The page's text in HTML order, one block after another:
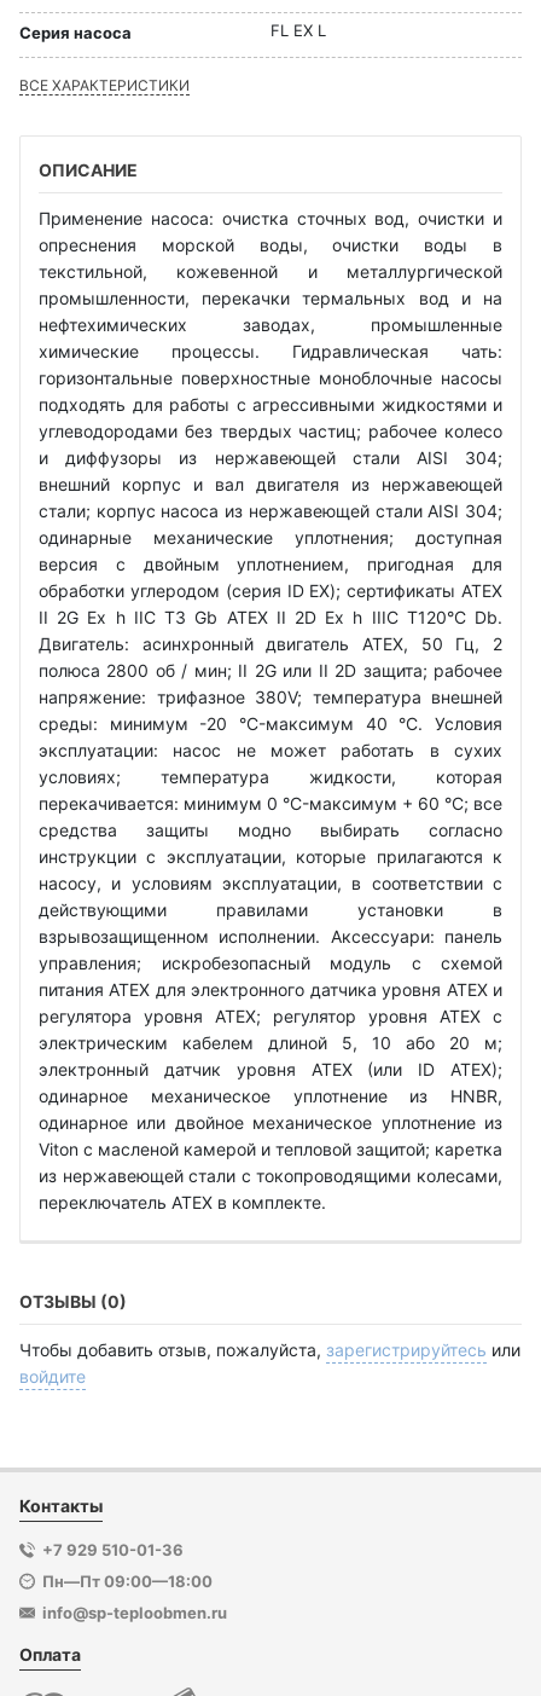
Серия насоса FL EX L
ВСЕ ХАРАКТЕРИСТИКИ
ОПИСАНИЕ
Применение насоса: очистка сточных вод, очистки и
опреснения морской воды, очистки воды в
текстильной, кожевенной и металлургической
промышленности, перекачки термальных вод и на
нефтехимических заводах, промышленные
химические процессы. Гидравлическая чать:
горизонтальные поверхностные моноблочные насосы
подходять для работы с агрессивными жидкостями и
углеводородами без твердых частиц; рабочее колесо
и диффузоры из нержавеющей стали AISI 304;
внешний корпус и вал двигателя из нержавеющей
стали; корпус насоса из нержавеющей стали AISI 304;
одинарные механические уплотнения; доступная
версия с двойным уплотнением, пригодная для
обработки углеродом (серия ID EX); сертификаты ATEX
II 2G Ex h IIC T3 Gb ATEX II 2D Ex h IIIC T120°C Db.
Двигатель: асинхронный двигатель ATEX, 50 Гц, 2
полюса 2800 об / мин; II 2G или II 2D защита; рабочее
напряжение: трифазное 380V; температура внешней
среды: минимум -20 °C-максимум 40 °C. Условия
эксплуатации: насос не может работать в сухих
условиях; температура жидкости, которая
перекачивается: минимум 0 °C-максимум + 60 °C; все
средства защиты модно выбирать согласно
инструкции с эксплуатации, которые прилагаются к
насосу, и условиям эксплуатации, в соответствии с
действующими правилами установки в
взрывозащищенном исполнении. Аксессуари: панель
управления; искробезопасный модуль с схемой
питания ATEX для электронного датчика уровня ATEX и
регулятора уровня ATEX; регулятор уровня ATEX с
электрическим кабелем длиной 5, 10 або 20 м;
электронный датчик уровня ATEX (или ID ATEX);
одинарное механическое уплотнение из HNBR,
одинарное или двойное механическое уплотнение из
Viton с масленой камерой и тепловой защитой; каретка
из нержавеющей стали с токопроводящими колесами,
переключатель ATEX в комплекте.
ОТЗЫВЫ (0)
Чтобы добавить отзыв, пожалуйста, зарегистрируйтесь или
войдите
Контакты
+7 929 510-01-36
Пн—Пт 09:00—18:00
info@sp-teploobmen.ru
Оплата